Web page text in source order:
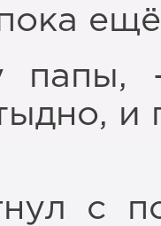
папы,
и
с